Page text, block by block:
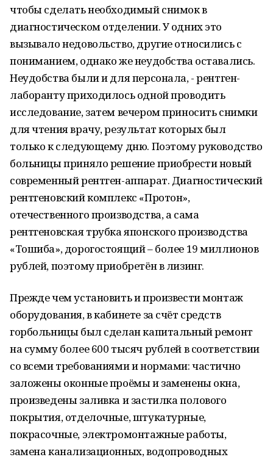
чтобы сделать необходимый снимок в
диагностическом отделении. У одних это
вызывало недовольство, другие относились с
пониманием, однако же неудобства оставались.
Неудобства были и для персонала, - рентген-
лаборанту приходилось одной проводить
исследование, затем вечером приносить снимки
для чтения врачу, результат которых был
только к следующему дню. Поэтому руководство
больницы приняло решение приобрести новый
современный рентген-аппарат. Диагностический
рентгеновский комплекс «Протон»,
отечественного производства, а сама
рентгеновская трубка японского производства
«Тошиба», дорогостоящий – более 19 миллионов
рублей, поэтому приобретён в лизинг.
Прежде чем установить и произвести монтаж
оборудования, в кабинете за счёт средств
горбольницы был сделан капитальный ремонт
на сумму более 600 тысяч рублей в соответствии
со всеми требованиями и нормами: частично
заложены оконные проёмы и заменены окна,
произведены заливка и застилка полового
покрытия, отделочные, штукатурные,
покрасочные, электромонтажные работы,
замена канализационных, водопроводных